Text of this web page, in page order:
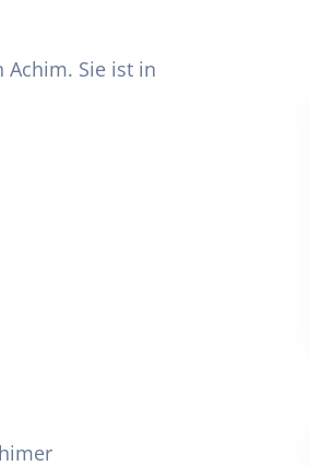
Sie ist in